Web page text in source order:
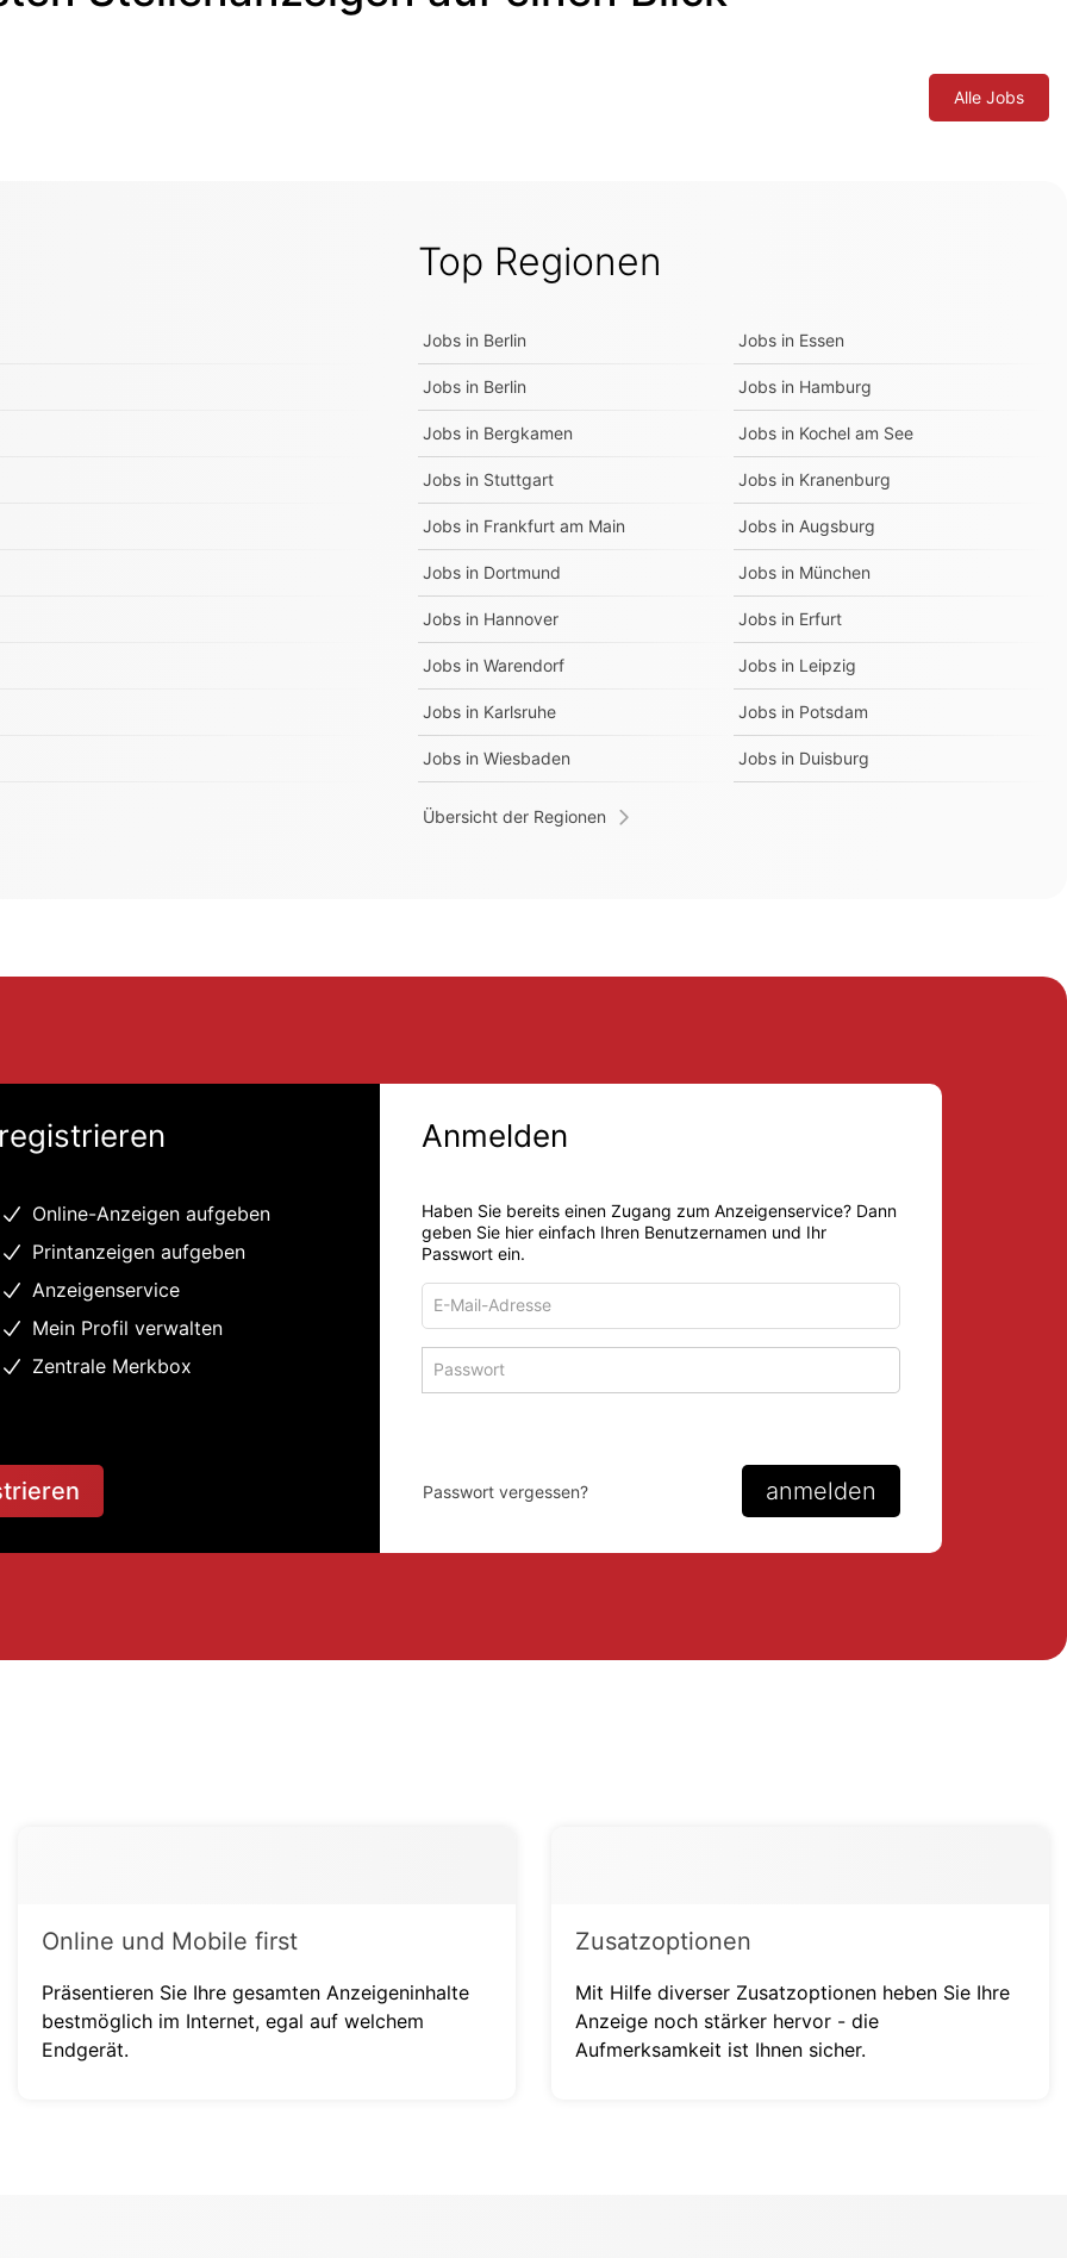
Alle Jobs
Top Regionen
Jobs in Berlin Jobs in Essen
Jobs in Berlin Jobs in Hamburg
Jobs in Bergkamen Jobs in Kochel am See
Jobs in Stuttgart Jobs in Kranenburg
Jobs in Frankfurt am Main Jobs in Augsburg
Jobs in Dortmund Jobs in München
Jobs in Hannover Jobs in Erfurt
Jobs in Warendorf Jobs in Leipzig
Jobs in Karlsruhe Jobs in Potsdam
Jobs in Wiesbaden Jobs in Duisburg
Übersicht der Regionen
Online-Anzeigen aufgeben
Printanzeigen aufgeben
Anzeigenservice
Mein Profil verwalten
Zentrale Merkbox
Anmelden
Haben Sie bereits einen Zugang zum Anzeigenservice? Dann
geben Sie hier einfach Ihren Benutzernamen und Ihr
Passwort ein.
Adresse
zum
Anmelden
anmelden
Passwort vergessen?
Online und Mobile first
Präsentieren Sie Ihre gesamten Anzeigeninhalte
bestmöglich im Internet, egal auf welchem
Endgerät.
Zusatzoptionen
Mit Hilfe diverser Zusatzoptionen heben Sie Ihre
Anzeige noch stärker hervor - die
Aufmerksamkeit ist Ihnen sicher.